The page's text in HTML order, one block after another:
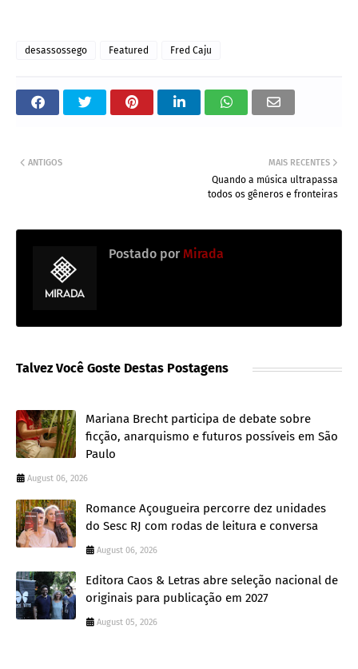
desassossego Featured Fred Caju
MAIS RECENTES
Quando a música ultrapassa
todos os gêneros e fronteiras
ANTIGOS
Postado por Mirada
Talvez Você Goste Destas Postagens
Mariana Brecht participa de debate sobre
ficção, anarquismo e futuros possíveis em São
Paulo
August 06, 2026
Romance Açougueira percorre dez unidades
do Sesc RJ com rodas de leitura e conversa
August 06, 2026
Editora Caos & Letras abre seleção nacional de
originais para publicação em 2027
August 05, 2026